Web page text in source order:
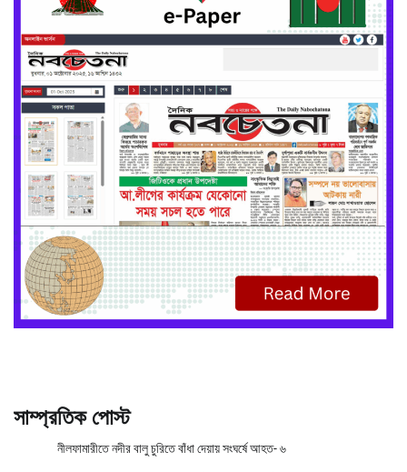
সাম্প্রতিক পোস্ট
নীলফামারীতে নদীর বালু চুরিতে বাঁধা দেয়ায় সংঘর্ষে আহত- ৬